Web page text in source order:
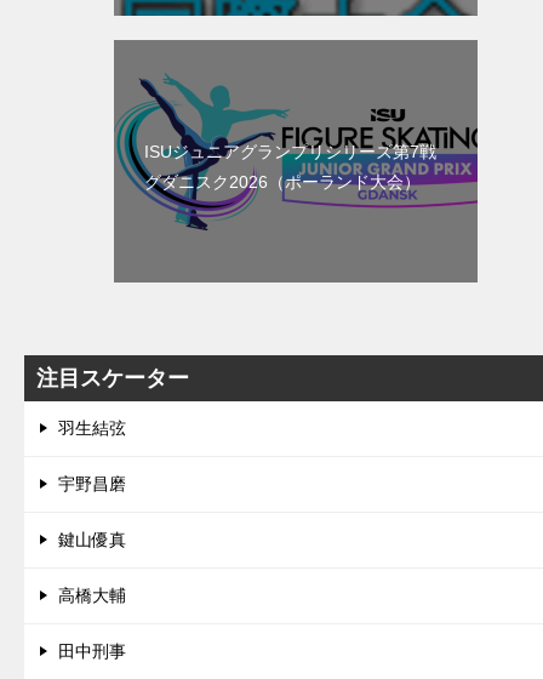
ISUジュニアグランプリシリーズ第7戦
グダニスク2026（ポーランド大会）
注目スケーター
羽生結弦
宇野昌磨
鍵山優真
高橋大輔
田中刑事